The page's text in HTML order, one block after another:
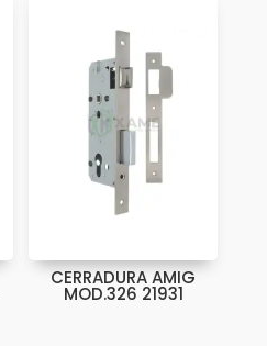
CERRADURA AMIG
MOD.326 21931